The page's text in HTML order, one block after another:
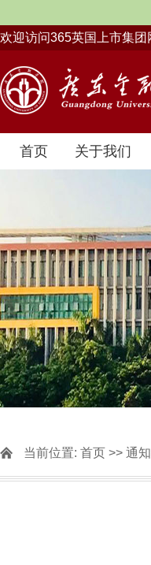
欢迎访问365英国上市集团
首页 关于我们
当前位置: 首页 >> 通